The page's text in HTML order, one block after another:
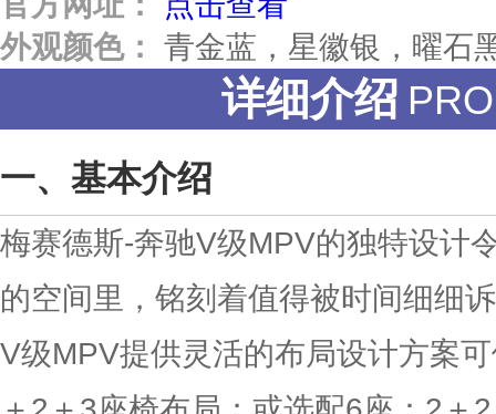
外观颜色：
青金蓝，星徽银，曜石
详细介绍
基本介绍
梅赛德斯-奔驰V级MPV的独特设计
的空间里，铭刻着值得被时间细细
V级MPV提供灵活的布局设计方案